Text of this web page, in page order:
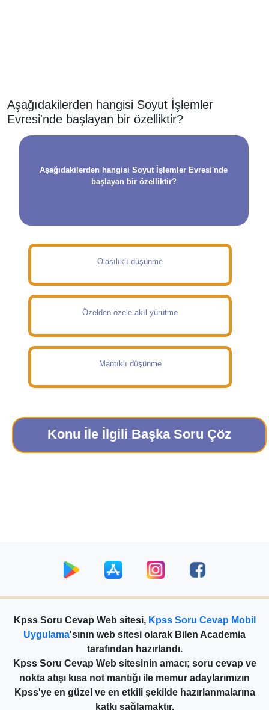
Aşağıdakilerden hangisi Soyut İşlemler
Evresi'nde başlayan bir özelliktir?
Aşağıdakilerden hangisi Soyut İşlemler Evresi'nde
başlayan bir özelliktir?
Olasılıklı düşünme
Özelden özele akıl yürütme
Mantıklı düşünme
Konu İle İlgili Başka Soru Çöz
Kpss Soru Cevap Web sitesi, Kpss Soru Cevap Mobil
Uygulama'sının web sitesi olarak Bilen Academia
tarafından hazırlandı.
Kpss Soru Cevap Web sitesinin amacı; soru cevap ve
nokta atışı kısa not mantığı ile memur adaylarımızın
Kpss'ye en güzel ve en etkili şekilde hazırlanmalarına
katkı sağlamaktır.